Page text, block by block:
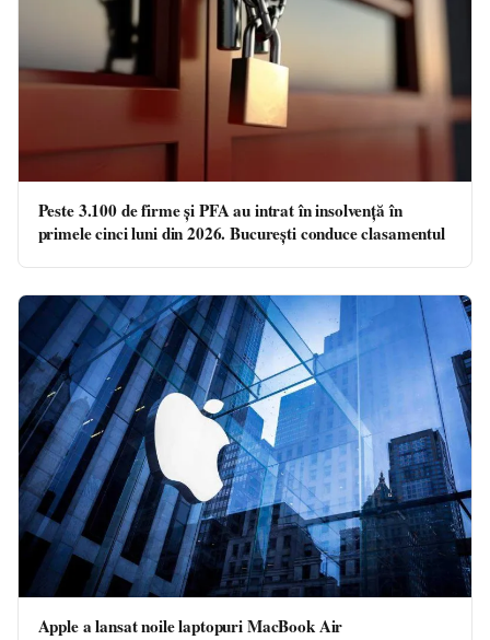
Peste 3.100 de firme și PFA au intrat în insolvență în
primele cinci luni din 2026. București conduce clasamentul
Apple a lansat noile laptopuri MacBook Air